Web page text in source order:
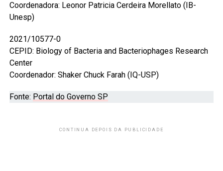
Coordenadora: Leonor Patricia Cerdeira Morellato (IB-
Unesp)
2021/10577-0
CEPID: Biology of Bacteria and Bacteriophages Research
Center
Coordenador: Shaker Chuck Farah (IQ-USP)
Fonte: Portal do Governo SP
CONTINUA DEPOIS DA PUBLICIDADE